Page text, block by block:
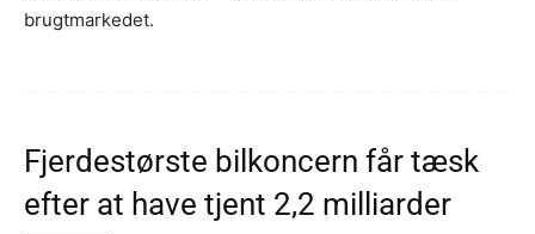
brugtmarkedet.
Fjerdestørste bilkoncern får tæsk
efter at have tjent 2,2 milliarder